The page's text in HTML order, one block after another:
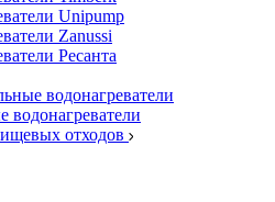
Unipump
Zanussi
Ресанта
водонагреватели
водонагреватели
отходов